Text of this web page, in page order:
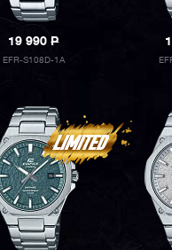
19 990P
EFR-S108D-1A